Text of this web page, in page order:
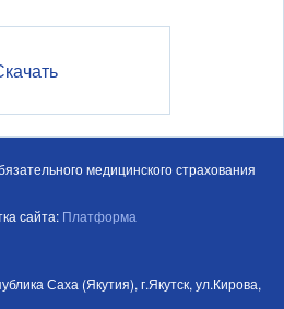
медицинского страхования
сайта: Платформа
Саха (Якутия), г.Якутск, ул.Кирова,